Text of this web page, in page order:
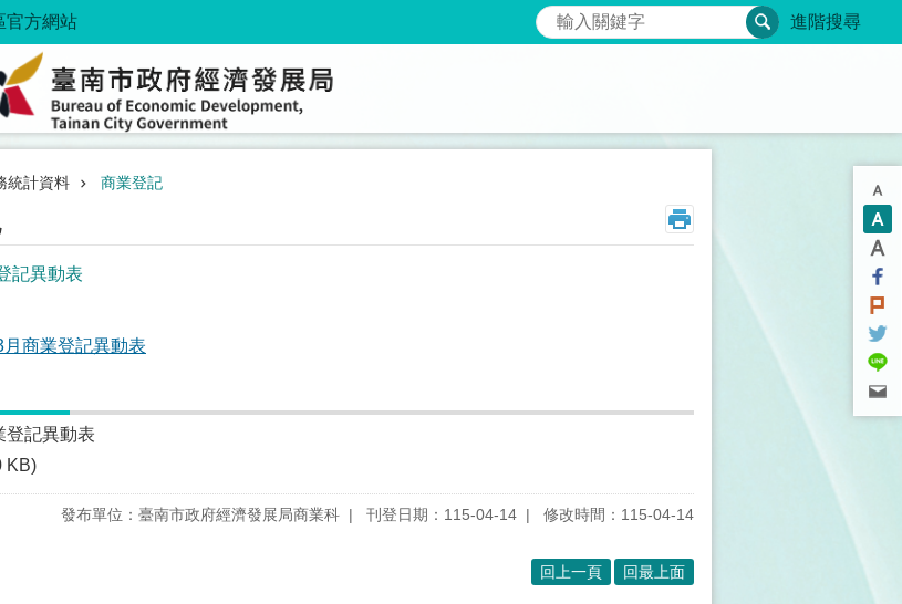
官方網站 搜尋 進階搜尋
統計資料 商業登記
記異動表
商業登記異動表
登記異動表
KB)
發布單位：臺南市政府經濟發展局商業科 刊登日期：115-04-14 修改時間：115-04-14
回上一頁 回最上面